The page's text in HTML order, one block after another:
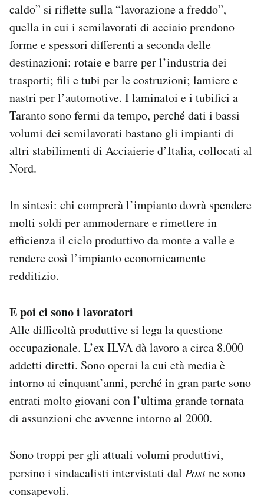
caldo” si riflette sulla “lavorazione a freddo”,
quella in cui i semilavorati di acciaio prendono
forme e spessori differenti a seconda delle
destinazioni: rotaie e barre per l’industria dei
trasporti; fili e tubi per le costruzioni; lamiere e
nastri per l’automotive. I laminatoi e i tubifici a
Taranto sono fermi da tempo, perché dati i bassi
volumi dei semilavorati bastano gli impianti di
altri stabilimenti di Acciaierie d’Italia, collocati al
Nord.
In sintesi: chi comprerà l’impianto dovrà spendere
molti soldi per ammodernare e rimettere in
efficienza il ciclo produttivo da monte a valle e
rendere così l’impianto economicamente
redditizio.
E poi ci sono i lavoratori
Alle difficoltà produttive si lega la questione
occupazionale. L’ex ILVA dà lavoro a circa 8.000
addetti diretti. Sono operai la cui età media è
intorno ai cinquant’anni, perché in gran parte sono
entrati molto giovani con l’ultima grande tornata
di assunzioni che avvenne intorno al 2000.
Sono troppi per gli attuali volumi produttivi,
persino i sindacalisti intervistati dal Postne sono
consapevoli.